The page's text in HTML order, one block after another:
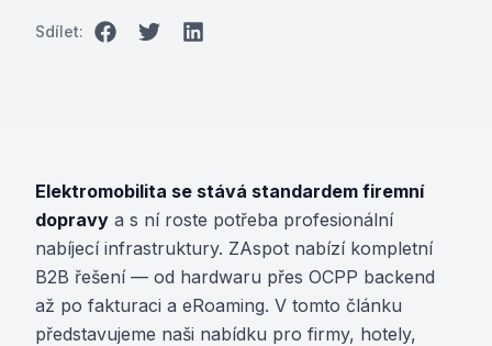
Sdílet:
Elektromobilita se stává standardem firemní
dopravy a s ní roste potřeba profesionální
nabíjecí infrastruktury. ZAspot nabízí kompletní
B2B řešení — od hardwaru přes OCPP backend
až po fakturaci a eRoaming. V tomto článku
představujeme naši nabídku pro firmy, hotely,